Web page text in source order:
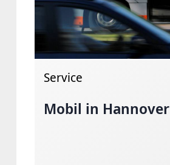
Service
Mobil in Hannover